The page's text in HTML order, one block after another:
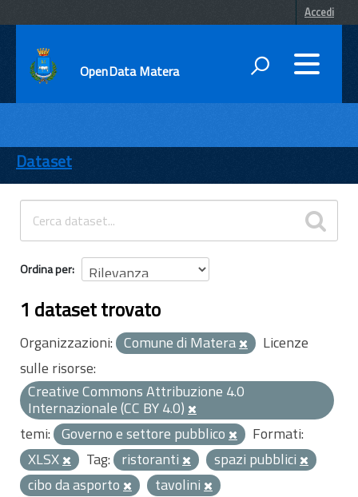
Accedi
OpenData Matera
ENTI
TEMI
INFORMAZIONI
Dataset
Ordina per
1 dataset trovato
Organizzazioni: Comune di Matera
Licenze
sulle risorse:
Creative Commons Attribuzione 4.0
Internazionale (CC BY 4.0)
temi: Governo e settore pubblico
Formati:
XLSX
Tag: ristoranti
spazi pubblici
cibo da asporto
tavolini